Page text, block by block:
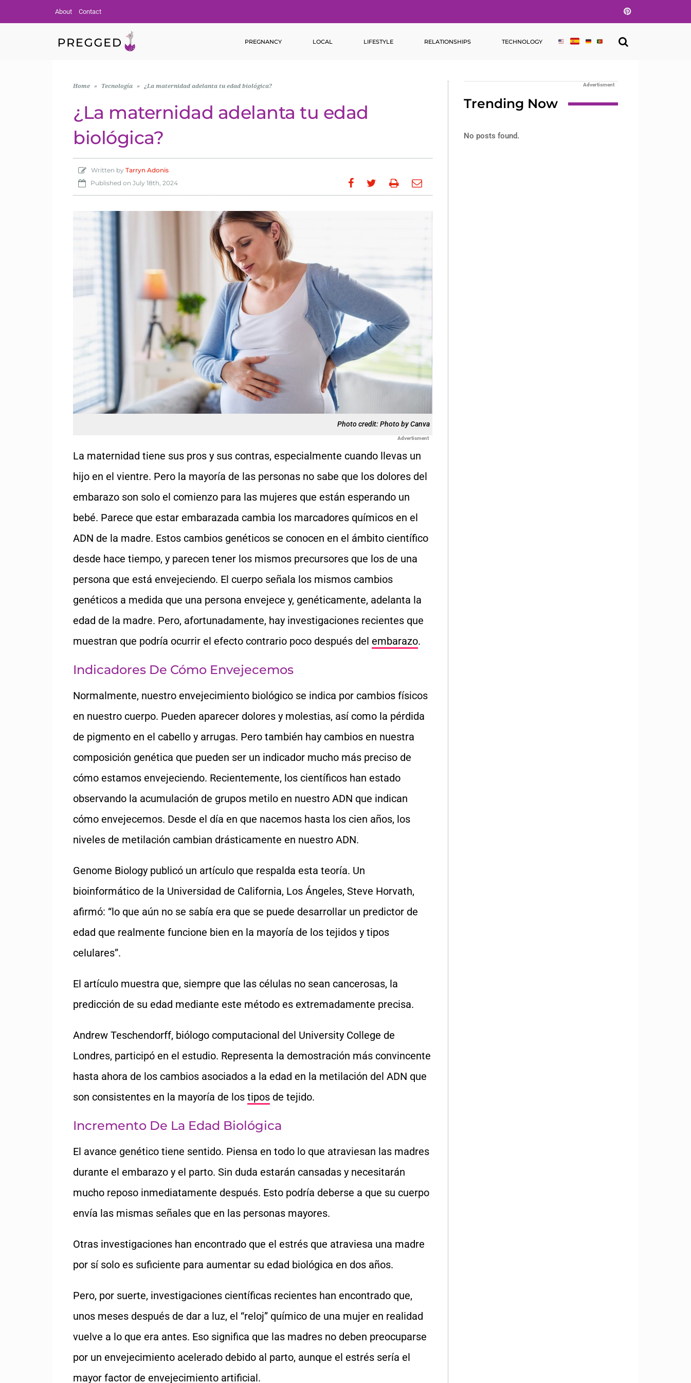
About
Contact
Pinterest
PREGNANCY LOCAL LIFESTYLE RELATIONSHIPS TECHNOLOGY
Home » Tecnología » ¿La maternidad adelanta tu edad biológica?
¿La maternidad adelanta tu edad
biológica?
Written by Tarryn Adonis
Published on July 18th, 2024
Photo credit: Photo by Canva
Advertisment
La maternidad tiene sus pros y sus contras, especialmente cuando llevas un
hijo en el vientre. Pero la mayoría de las personas no sabe que los dolores del
embarazo son solo el comienzo para las mujeres que están esperando un
bebé. Parece que estar embarazada cambia los marcadores químicos en el
ADN de la madre. Estos cambios genéticos se conocen en el ámbito científico
desde hace tiempo, y parecen tener los mismos precursores que los de una
persona que está envejeciendo. El cuerpo señala los mismos cambios
genéticos a medida que una persona envejece y, genéticamente, adelanta la
edad de la madre. Pero, afortunadamente, hay investigaciones recientes que
muestran que podría ocurrir el efecto contrario poco después del embarazo.
Indicadores De Cómo Envejecemos
Normalmente, nuestro envejecimiento biológico se indica por cambios físicos
en nuestro cuerpo. Pueden aparecer dolores y molestias, así como la pérdida
de pigmento en el cabello y arrugas. Pero también hay cambios en nuestra
composición genética que pueden ser un indicador mucho más preciso de
cómo estamos envejeciendo. Recientemente, los científicos han estado
observando la acumulación de grupos metilo en nuestro ADN que indican
cómo envejecemos. Desde el día en que nacemos hasta los cien años, los
niveles de metilación cambian drásticamente en nuestro ADN.
Genome Biology publicó un artículo que respalda esta teoría. Un
bioinformático de la Universidad de California, Los Ángeles, Steve Horvath,
afirmó: “lo que aún no se sabía era que se puede desarrollar un predictor de
edad que realmente funcione bien en la mayoría de los tejidos y tipos
celulares”.
El artículo muestra que, siempre que las células no sean cancerosas, la
predicción de su edad mediante este método es extremadamente precisa.
Andrew Teschendorff, biólogo computacional del University College de
Londres, participó en el estudio. Representa la demostración más convincente
hasta ahora de los cambios asociados a la edad en la metilación del ADN que
son consistentes en la mayoría de los tipos de tejido.
Incremento De La Edad Biológica
El avance genético tiene sentido. Piensa en todo lo que atraviesan las madres
durante el embarazo y el parto. Sin duda estarán cansadas y necesitarán
mucho reposo inmediatamente después. Esto podría deberse a que su cuerpo
envía las mismas señales que en las personas mayores.
Otras investigaciones han encontrado que el estrés que atraviesa una madre
por sí solo es suficiente para aumentar su edad biológica en dos años.
Pero, por suerte, investigaciones científicas recientes han encontrado que,
unos meses después de dar a luz, el “reloj” químico de una mujer en realidad
vuelve a lo que era antes. Eso significa que las madres no deben preocuparse
por un envejecimiento acelerado debido al parto, aunque el estrés sería el
mayor factor de envejecimiento artificial.
Advertisment
Trending Now
No posts found.